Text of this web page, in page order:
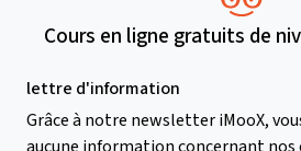
Cours en ligne gratuits de
lettre d'information
Grâce à notre newsletter iMooX,